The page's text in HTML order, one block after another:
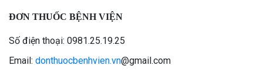
ĐƠN THUỐC BỆNH VIỆN
Số điện thoại: 0981.25.19.25
Email: donthuocbenhvien.vn@gmail.com